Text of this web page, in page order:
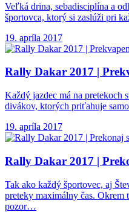
Veľká drina, sebadisciplína a
športovca, ktorý si zaslúži pri
19. apríla 2017
Rally Dakar 2017 |
Každý jazdec má na pretekoch
divákov, ktorých priťahuje
19. apríla 2017
Rally Dakar 2017 |
Tak ako každý športovec, aj
preteky maximálny čas.
pozor…